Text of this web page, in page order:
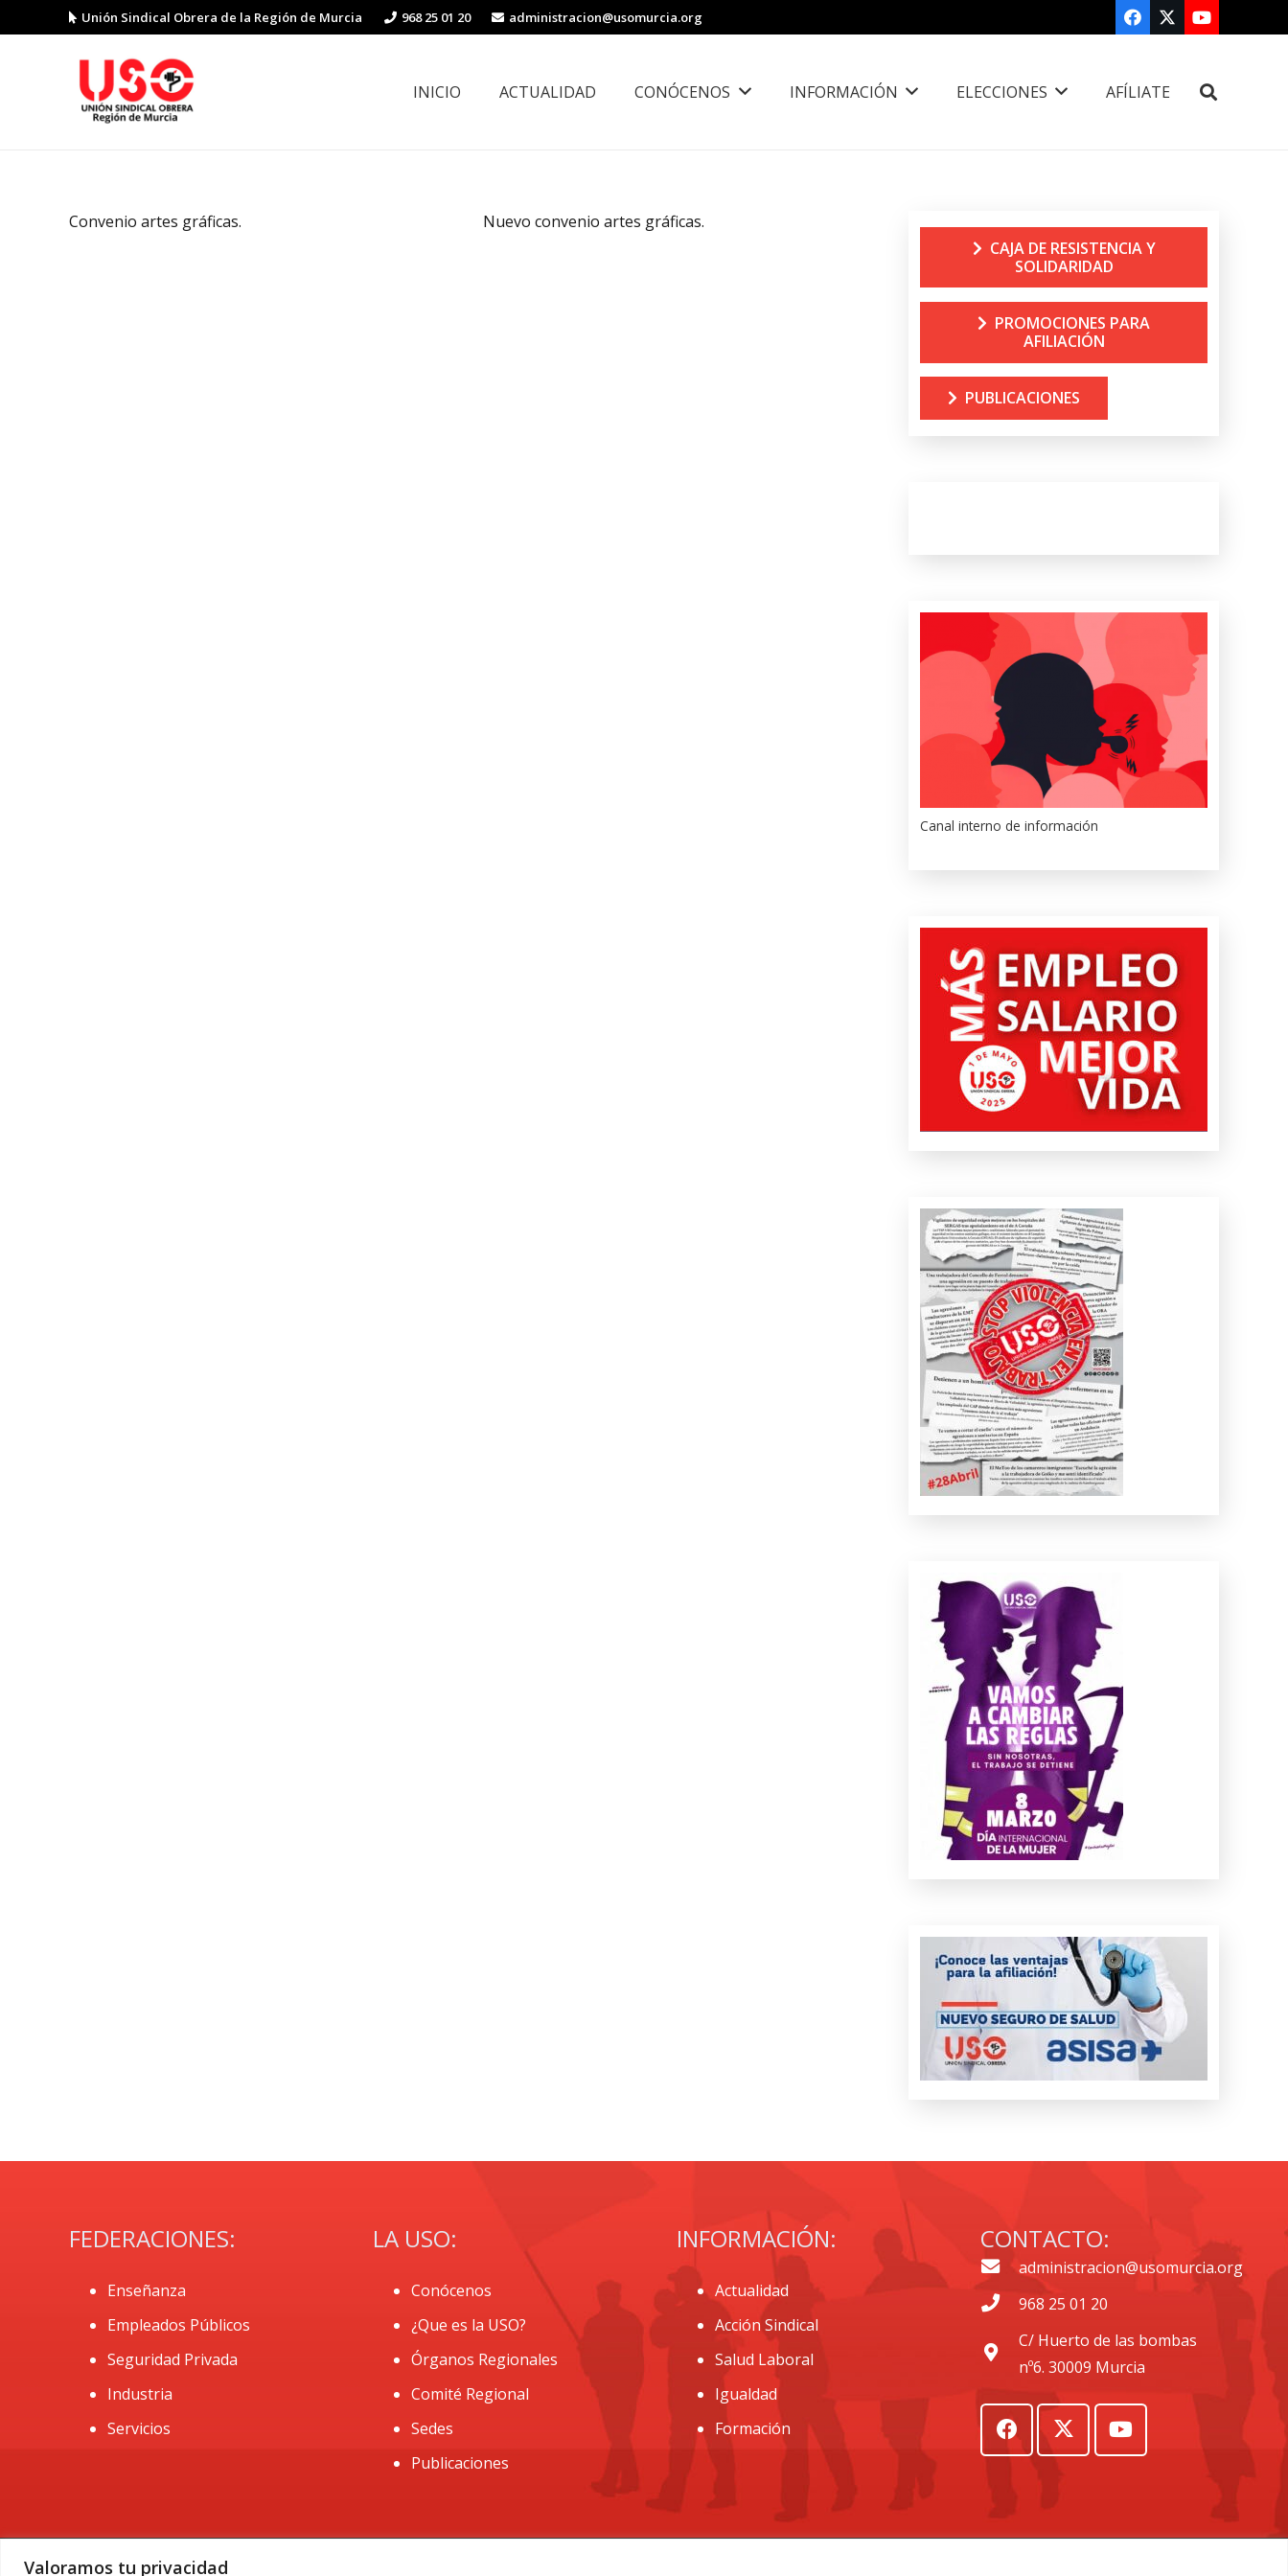
Valoramos tu privacidad
Unión Sindical Obrera de la Región de Murcia 968 25 01 20 administracion@usomurcia.org
INICIO ACTUALIDAD CONÓCENOS INFORMACIÓN ELECCIONES AFÍLIATE
Convenio artes gráficas.
Nuevo convenio artes gráficas.
CAJA DE RESISTENCIA Y
SOLIDARIDAD
PROMOCIONES PARA
AFILIACIÓN
PUBLICACIONES
Canal interno de información
FEDERACIONES:
Enseñanza
Empleados Públicos
Seguridad Privada
Industria
Servicios
LA USO:
Conócenos
¿Que es la USO?
Órganos Regionales
Comité Regional
Sedes
Publicaciones
INFORMACIÓN:
Actualidad
Acción Sindical
Salud Laboral
Igualdad
Formación
CONTACTO:
administracion@usomurcia.org
968 25 01 20
C/ Huerto de las bombas
nº6. 30009 Murcia